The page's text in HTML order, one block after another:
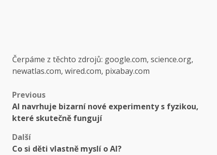
Čerpáme z těchto zdrojů: google.com, science.org,
newatlas.com, wired.com, pixabay.com
Post
navigation
Previous
AI navrhuje bizarní nové experimenty s fyzikou,
které skutečně fungují
Další
Co si děti vlastně myslí o AI?